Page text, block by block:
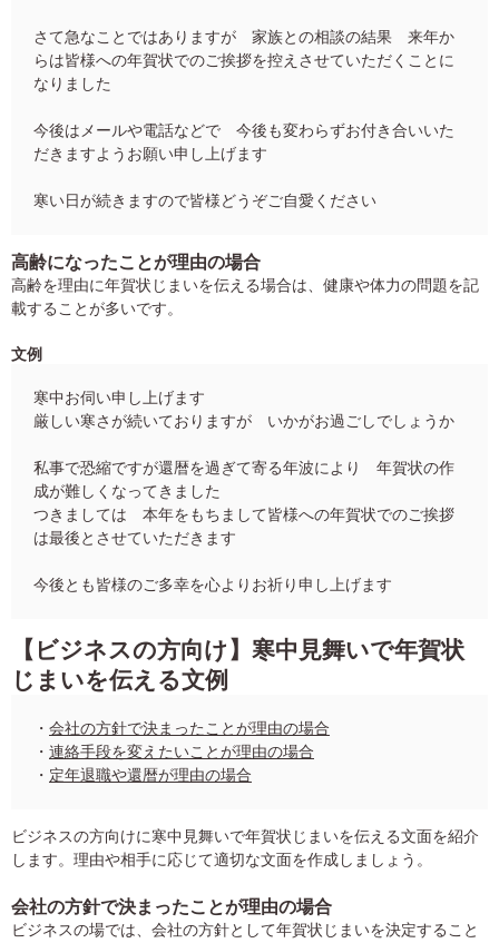
さて急なことではありますが 家族との相談の結果 来年か
らは皆様への年賀状でのご挨拶を控えさせていただくことに
なりました
今後はメールや電話などで 今後も変わらずお付き合いいた
だきますようお願い申し上げます
寒い日が続きますので皆様どうぞご自愛ください
高齢になったことが理由の場合
高齢を理由に年賀状じまいを伝える場合は、健康や体力の問題を記
載することが多いです。
文例
寒中お伺い申し上げます
厳しい寒さが続いておりますが いかがお過ごしでしょうか
私事で恐縮ですが還暦を過ぎて寄る年波により 年賀状の作
成が難しくなってきました
つきましては 本年をもちまして皆様への年賀状でのご挨拶
は最後とさせていただきます
今後とも皆様のご多幸を心よりお祈り申し上げます
【ビジネスの方向け】寒中見舞いで年賀状
じまいを伝える文例
・ 会社の方針で決まったことが理由の場合
・ 連絡手段を変えたいことが理由の場合
・ 定年退職や還暦が理由の場合
ビジネスの方向けに寒中見舞いで年賀状じまいを伝える文面を紹介
します。理由や相手に応じて適切な文面を作成しましょう。
会社の方針で決まったことが理由の場合
ビジネスの場では、会社の方針として年賀状じまいを決定すること